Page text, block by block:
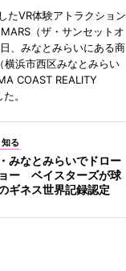
たVR体験アトラクション
（ザ・サンセットオ
、みなとみらいにある商
横浜市西区みなとみらい
COAST REALITY
。
る
みなとみらいでドロー
ー ベイスターズが球
ギネス世界記録認定